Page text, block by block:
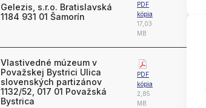
Gelezis, s.r.o. Bratislavská
1184 931 01 Šamorín
PDF
kópia
17,03
MB
Vlastivedné múzeum v
Považskej Bystrici Ulica
slovenských partizánov
1132/52, 017 01 Považská
Bystrica
PDF
kópia
2,85
MB